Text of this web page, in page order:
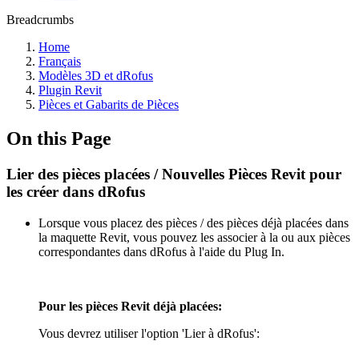
Breadcrumbs
Home
Français
Modèles 3D et dRofus
Plugin Revit
Pièces et Gabarits de Pièces
On this Page
Lier des pièces placées / Nouvelles Pièces Revit pour
les créer dans dRofus
Lorsque vous placez des pièces / des pièces déjà placées dans
la maquette Revit, vous pouvez les associer à la ou aux pièces
correspondantes dans dRofus à l'aide du Plug In.
Pour les pièces Revit déjà placées:
Vous devrez utiliser l'option 'Lier à dRofus':